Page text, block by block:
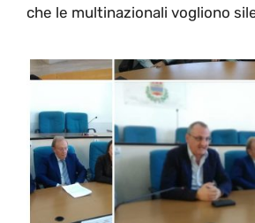
che le multinazionali vogliono